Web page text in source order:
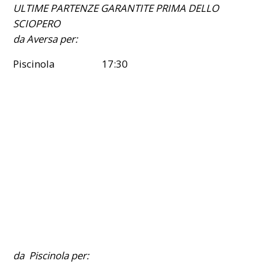
ULTIME PARTENZE GARANTITE PRIMA DELLO
SCIOPERO
da Aversa per:
Piscinola 17:30
da Piscinola per: